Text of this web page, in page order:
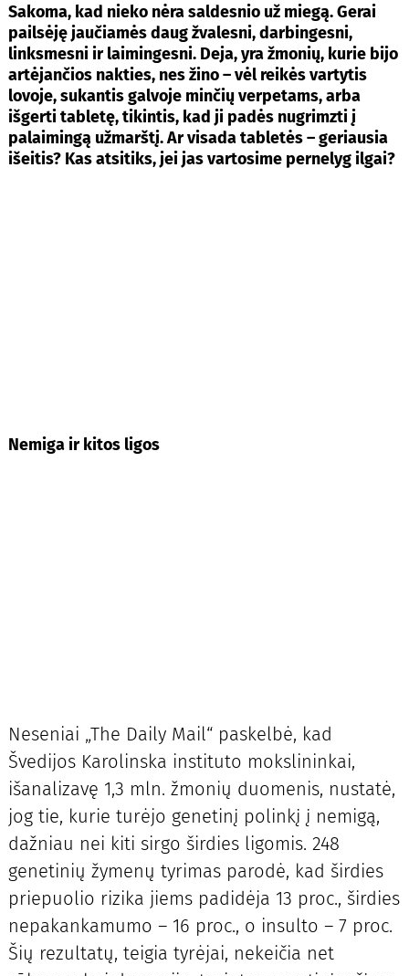
Sakoma, kad nieko nėra saldesnio už miegą. Gerai
pailsėję jaučiamės daug žvalesni, darbingesni,
linksmesni ir laimingesni. Deja, yra žmonių, kurie bijo
artėjančios nakties, nes žino – vėl reikės vartytis
lovoje, sukantis galvoje minčių verpetams, arba
išgerti tabletę, tikintis, kad ji padės nugrimzti į
palaimingą užmarštį. Ar visada tabletės – geriausia
išeitis? Kas atsitiks, jei jas vartosime pernelyg ilgai?
Nemiga ir kitos ligos
Neseniai „The Daily Mail“ paskelbė, kad
Švedijos Karolinska instituto mokslininkai,
išanalizavę 1,3 mln. žmonių duomenis, nustatė,
jog tie, kurie turėjo genetinį polinkį į nemigą,
dažniau nei kiti sirgo širdies ligomis. 248
genetinių žymenų tyrimas parodė, kad širdies
priepuolio rizika jiems padidėja 13 proc., širdies
nepakankamumo – 16 proc., o insulto – 7 proc.
Šių rezultatų, teigia tyrėjai, nekeičia net